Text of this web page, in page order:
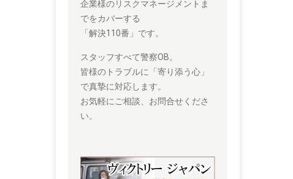
企業様のリスクマネージメントま
でをカバーする
「解決110番」です。
スタッフすべて警察OB。
皆様のトラブルに「寄り添う心」
で真摯に対応します。
お気軽にご相談、お問合せくださ
い。